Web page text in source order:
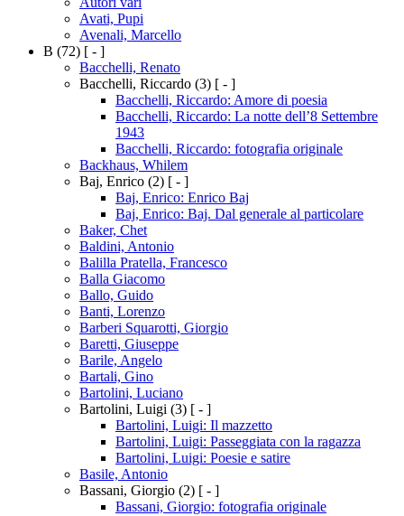
Avati, Pupi
Avenali, Marcello
B (72) [ - ]
Bacchelli, Renato
Bacchelli, Riccardo (3) [ - ]
Bacchelli, Riccardo: Amore di poesia
Bacchelli, Riccardo: La notte dell’8 Settembre
1943
Bacchelli, Riccardo: fotografia originale
Backhaus, Whilem
Baj, Enrico (2) [ - ]
Baj, Enrico: Enrico Baj
Baj, Enrico: Baj. Dal generale al particolare
Baker, Chet
Baldini, Antonio
Balilla Pratella, Francesco
Balla Giacomo
Ballo, Guido
Banti, Lorenzo
Barberi Squarotti, Giorgio
Baretti, Giuseppe
Barile, Angelo
Bartali, Gino
Bartolini, Luciano
Bartolini, Luigi (3) [ - ]
Bartolini, Luigi: Il mazzetto
Bartolini, Luigi: Passeggiata con la ragazza
Bartolini, Luigi: Poesie e satire
Basile, Antonio
Bassani, Giorgio (2) [ - ]
Bassani, Giorgio: fotografia originale